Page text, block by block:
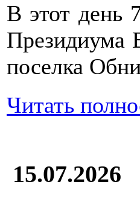
В этот день
Президиума
поселка
Читать
15.07.2026